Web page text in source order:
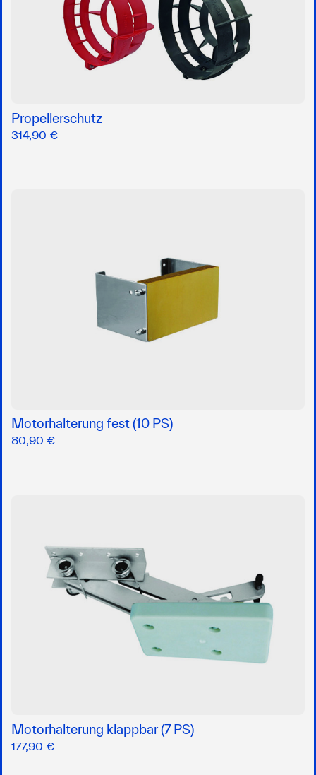
Propellerschutz
314,90 €
Motorhalterung fest (10 PS)
80,90 €
Motorhalterung klappbar (7 PS)
177,90 €